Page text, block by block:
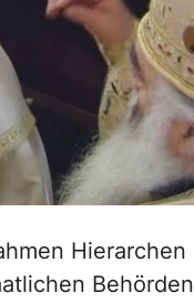
Hierarchen
Behörden